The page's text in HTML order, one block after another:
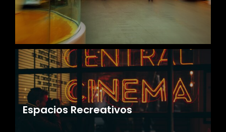
Espacios Recreativos